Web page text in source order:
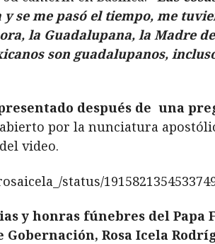
y se me pasó el tiempo, me
la Guadalupana, la Madre
son guadalupanos,
después de una
por la nunciatura
video.
status/
y honras fúnebres del
Gobernación, Rosa Icela